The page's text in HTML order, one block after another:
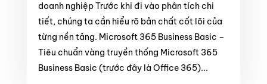
doanh nghiệp Trước khi đi vào phân tích chi
tiết, chúng ta cần hiểu rõ bản chất cốt lõi của
từng nền tảng. Microsoft 365 Business Basic –
Tiêu chuẩn vàng truyền thống Microsoft 365
Business Basic (trước đây là Office 365)...